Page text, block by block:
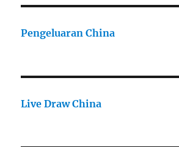
Pengeluaran China
Live Draw China